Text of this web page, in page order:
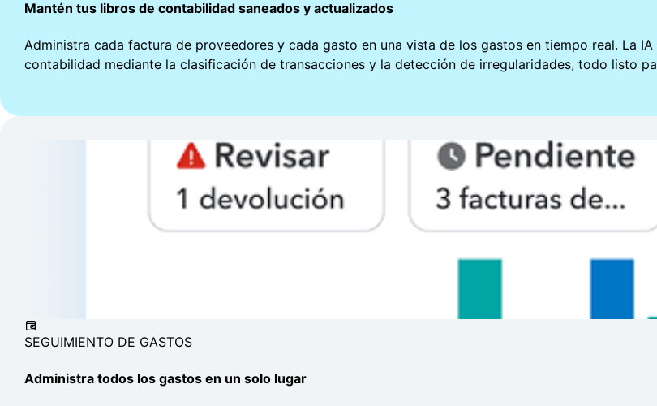
Mantén tus libros de contabilidad saneados y actualizados
Administra cada factura de proveedores y cada gasto en una vista de los gastos en tiempo real. La
contabilidad mediante la clasificación de transacciones y la detección de irregularidades, todo listo
SEGUIMIENTO DE GASTOS
Administra todos los gastos en un solo lugar